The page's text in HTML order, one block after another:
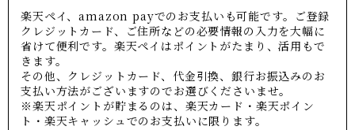
楽天ペイ、amazon payでのお支払いも可能です。ご登録
クレジットカード、ご住所などの必要情報の入力を大幅に
省けて便利です。楽天ペイはポイントがたまり、活用もで
きます。
その他、クレジットカード、代金引換、銀行お振込みのお
支払い方法がございますのでお選びくださいませ。
※楽天ポイントが貯まるのは、楽天カード・楽天ポイン
ト・楽天キャッシュでのお支払いに限ります。